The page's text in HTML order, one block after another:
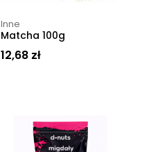
Inne
Matcha 100g
12,68 zł